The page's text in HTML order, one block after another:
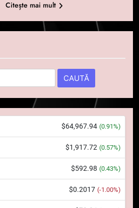
Citește mai mult
$64,967.94 (0.91%)
$1,917.72 (0.57%)
$592.98 (0.43%)
$0.2017 (-1.00%)
Squid a strâns 6 milioane de
dolari cu sprijinul Ripple, apoi a
pierdut jumătate din aceștia
într-un atac cibernetic în mai
Banii digitali și arhitectura
încrederii: O nouă viziune asupra
banilor în era digitală